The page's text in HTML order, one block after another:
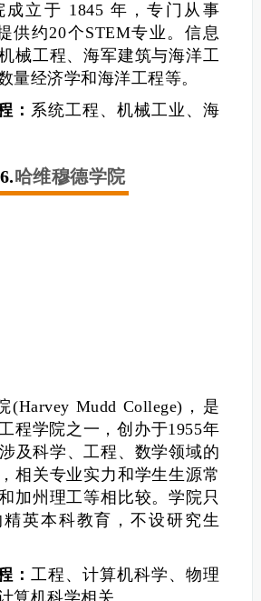
成立于 1845 年，专门从事
供约20个STEM专业。信息
械工程、海军建筑与海洋工
量经济学和海洋工程等。
： 系统工程、机械工业、海
哈维穆德学院
(Harvey Mudd College)，是
程学院之一，创办于1955年
及科学、工程、数学领域的
相关专业实力和学生生源常
加州理工等相比较。学院只
英本科教育，不设研究生
：工程、计算机科学、物理
算机科学相关